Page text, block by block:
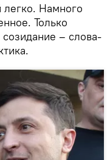
легко. Намного
Только
– слова-